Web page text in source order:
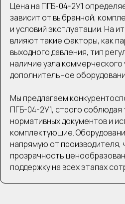
Цена на ПГБ-04-2У1
зависит от выбранной,
и условий эксплуатации. На
влияют такие факторы, как
выходного давления, тип
наличие узла коммерческого
дополнительное
Мы предлагаем
ПГБ-04-2У1, строго соблюдая
нормативных документов и
комплектующие.
напрямую от производителя,
прозрачность
поддержку на всех этапах